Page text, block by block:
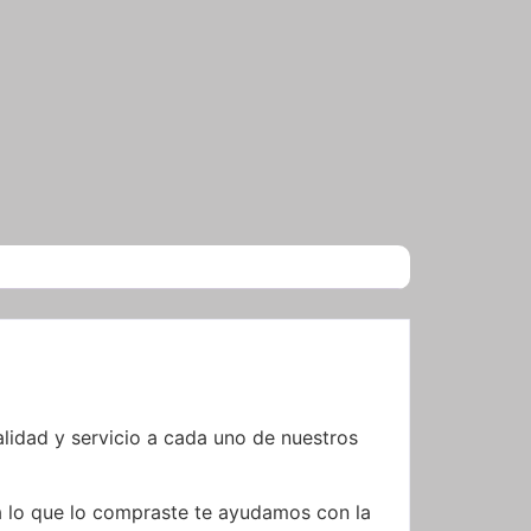
y servicio a cada uno de nuestros
lo que lo compraste te ayudamos con la